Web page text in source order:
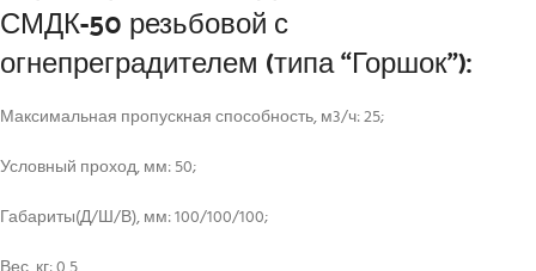
СМДК-50 резьбовой с
огнепреградителем (типа “Горшок”):
Максимальная пропускная способность, м3/ч: 25;
Условный проход, мм: 50;
Габариты(Д/Ш/В), мм: 100/100/100;